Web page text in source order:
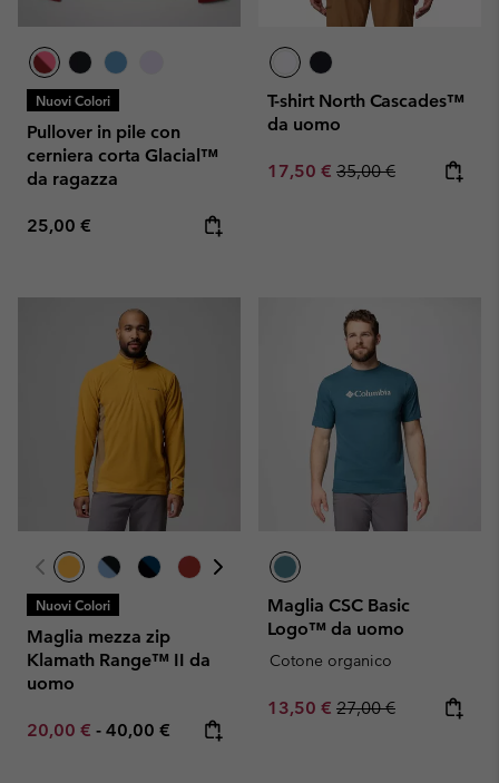
Nuovi Colori
Pullover in pile con
cerniera corta Glacial™
da ragazza
Regular price:
25,00 €
T-shirt North Cascades™
da uomo
Sale price:
17,50 € Regular price:
35,00 €
Nuovi Colori
Maglia mezza zip
Klamath Range™ II da
uomo
Minimum sale price:
20,00 € - Maximum price:
40,00 €
Maglia CSC Basic
Logo™ da uomo
Cotone organico
Sale price:
13,50 € Regular price:
27,00 €